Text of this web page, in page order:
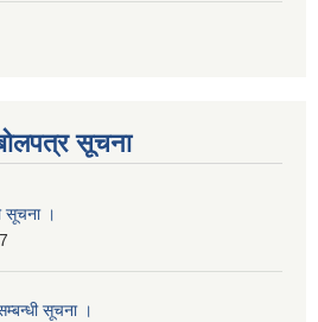
सूचना
सूचना ।
सूचना ।